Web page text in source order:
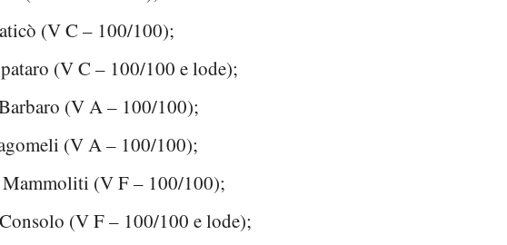
(V C – 100/100);
(V C – 100/100 e lode);
(V A – 100/100);
(V A – 100/100);
Mammoliti (V F – 100/100);
(V F – 100/100 e lode);